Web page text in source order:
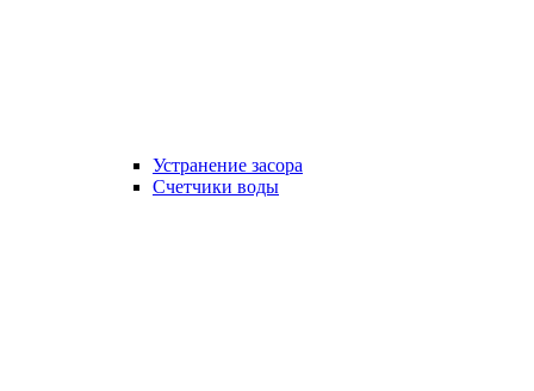
Устранение засора
Счетчики воды